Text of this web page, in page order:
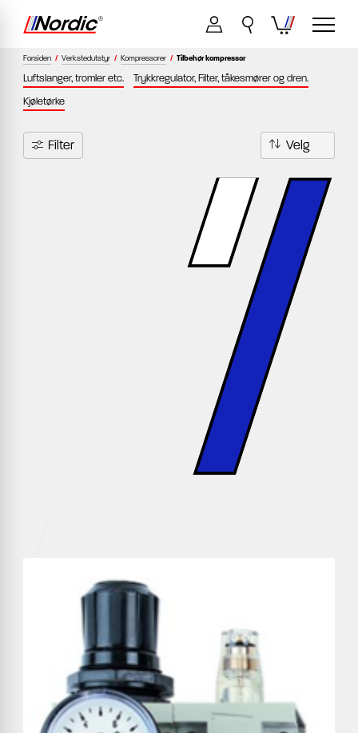
Forsiden / Verkstedutstyr / Kompressorer / Tilbehør kompressor
Luftslanger, tromler etc.
Trykkregulator, Filter, tåkesmører og dren.
Kjøletørke
Filter